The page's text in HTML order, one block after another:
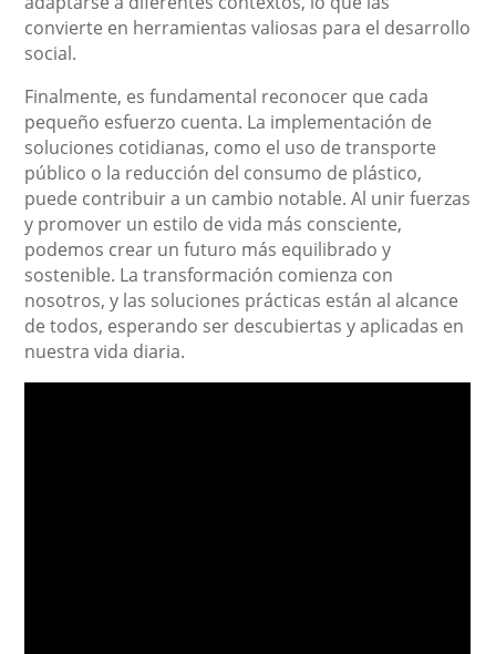
convierte en herramientas valiosas para el desarrollo
social.
Finalmente, es fundamental reconocer que cada
pequeño esfuerzo cuenta. La implementación de
soluciones cotidianas, como el uso de transporte
público o la reducción del consumo de plástico,
puede contribuir a un cambio notable. Al unir fuerzas
y promover un estilo de vida más consciente,
podemos crear un futuro más equilibrado y
sostenible. La transformación comienza con
nosotros, y las soluciones prácticas están al alcance
de todos, esperando ser descubiertas y aplicadas en
nuestra vida diaria.